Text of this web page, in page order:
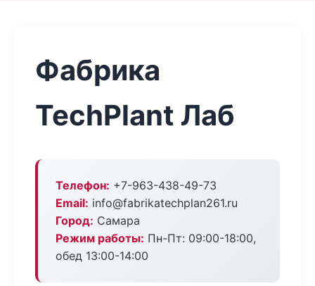
Фабрика
TechPlant Лаб
Телефон: +7-963-438-49-73
Email: info@fabrikatechplan261.ru
Город: Самара
Режим работы: Пн-Пт: 09:00-18:00,
обед 13:00-14:00